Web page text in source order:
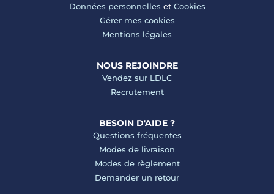
Données personnelles et Cookies
Gérer mes cookies
Mentions légales
NOUS REJOINDRE
Vendez sur LDLC
Recrutement
BESOIN D'AIDE ?
Questions fréquentes
Modes de livraison
Modes de règlement
Demander un retour